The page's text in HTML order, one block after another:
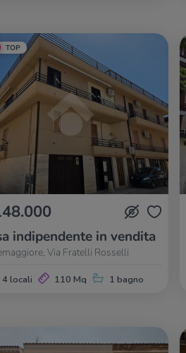
TOP
indipendente in vendita
Via Fratelli Rosselli
4 locali 110 Mq 1 bagno